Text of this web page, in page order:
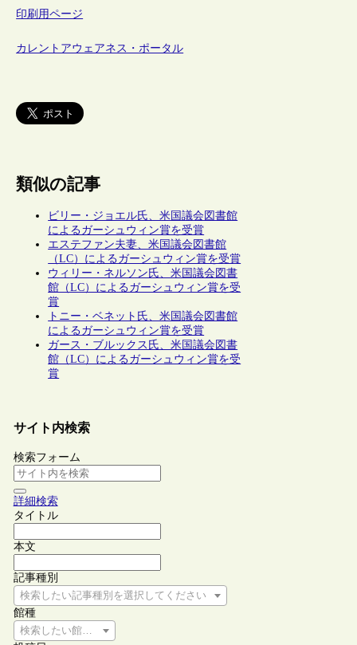
印刷用ページ
カレントアウェアネス・ポータル
類似の記事
ビリー・ジョエル氏、米国議会図書館
によるガーシュウィン賞を受賞
エステファン夫妻、米国議会図書館
（LC）によるガーシュウィン賞を受賞
ウィリー・ネルソン氏、米国議会図書
館（LC）によるガーシュウィン賞を受
賞
トニー・ベネット氏、米国議会図書館
によるガーシュウィン賞を受賞
ガース・ブルックス氏、米国議会図書
館（LC）によるガーシュウィン賞を受
賞
サイト内検索
検索フォーム
詳細検索
タイトル
本文
記事種別
検索したい記事種別を選択してください
館種
検索したい館種を選択してください